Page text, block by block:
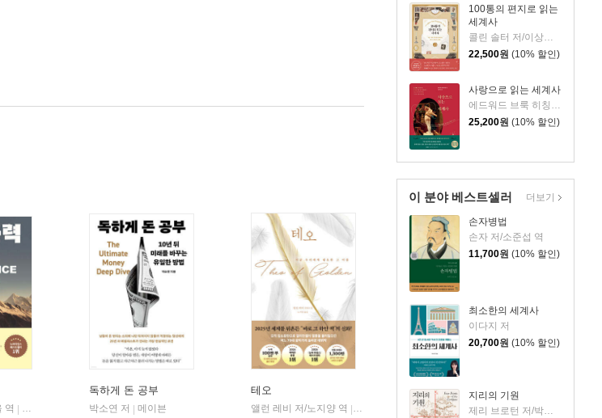
100통의 편지로 읽는
세계사
콜린 솔터 저/이상미 역
22,500원 (10% 할인)
사랑으로 읽는 세계사
에드워드 브룩 히칭 저/신솔잎 역
25,200원 (10% 할인)
이 분야 베스트셀러
손자병법
손자 저/소준섭 역
11,700원 (10% 할인)
최소한의 세계사
이다지 저
20,700원 (10% 할인)
지리의 기원
제리 브로턴 저/박세연 역
더보기
역
윌북(willbook)
독하게 돈 공부
박소연 저
메이븐
테오
앨런 레비 저/노지양 역
오팬하우스